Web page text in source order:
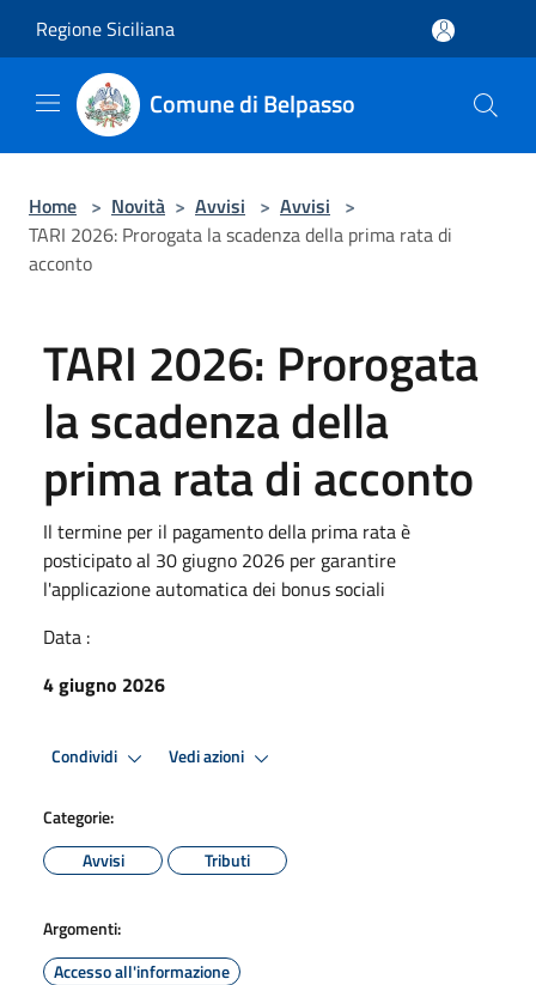
Regione Siciliana
Comune di Belpasso
Home > Novità > Avvisi > Avvisi >
TARI 2026: Prorogata la scadenza della prima rata di
acconto
TARI 2026: Prorogata
la scadenza della
prima rata di acconto
Il termine per il pagamento della prima rata è
posticipato al 30 giugno 2026 per garantire
l'applicazione automatica dei bonus sociali
Data :
4 giugno 2026
Condividi Vedi azioni
Categorie:
Avvisi
Tributi
Argomenti:
Accesso all'informazione